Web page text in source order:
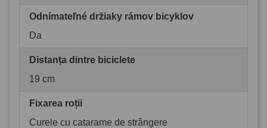
Odnímateľné držiaky rámov bicyklov
Da
Distanța dintre biciclete
19 cm
Fixarea roții
Curele cu catarame de strângere